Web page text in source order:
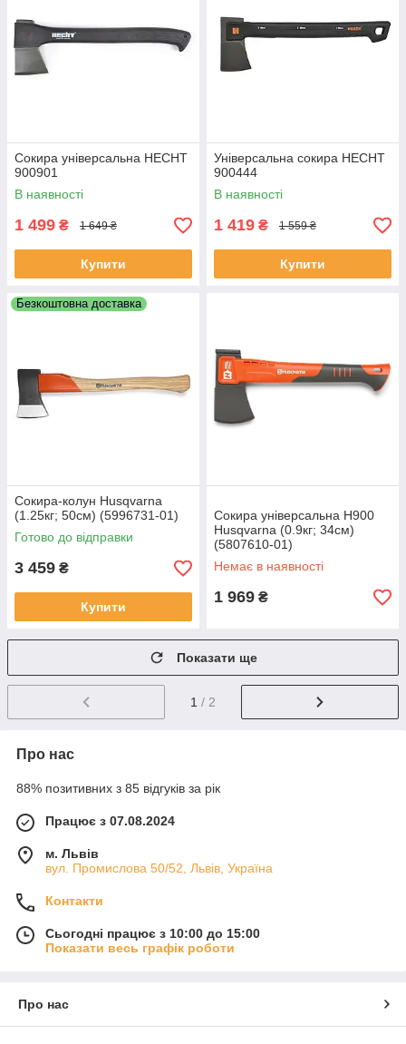
Сокира універсальна HECHT
900901
В наявності
1 499 ₴ 1 649 ₴
Купити
Універсальна сокира HECHT
900444
В наявності
1 419 ₴ 1 559 ₴
Купити
Безкоштовна доставка
Сокира-колун Husqvarna
(1.25кг; 50см) (5996731‑01)
Готово до відправки
3 459 ₴
Купити
Сокира універсальна Н900
Husqvarna (0.9кг; 34см)
(5807610‑01)
Немає в наявності
1 969 ₴
Показати ще
1 / 2
Про нас
88% позитивних з 85 відгуків за рік
Працює з 07.08.2024
м. Львів
вул. Промислова 50/52, Львів, Україна
Контакти
Сьогодні працює з 10:00 до 15:00
Показати весь графік роботи
Про нас